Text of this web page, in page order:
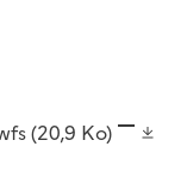
(20,9 Ko)